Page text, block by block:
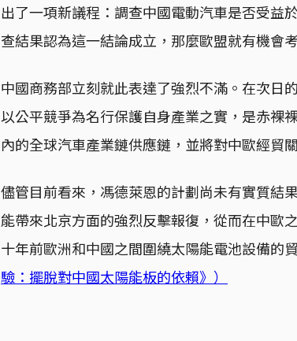
出了一項新議程：調查中國電動汽車是否受益
查結果認為這一結論成立，那麼歐盟就有機會
中國商務部立刻就此表達了強烈不滿。在次日的
以公平競爭為名行保護自身產業之實，是赤裸
內的全球汽車產業鏈供應鏈，並將對中歐經貿
儘管目前看來，馮德萊恩的計劃尚未有實質結
能帶來北京方面的強烈反擊報復，從而在中歐
十年前歐洲和中國之間圍繞太陽能電池設備的
驗：擺脫對中國太陽能板的依賴》）